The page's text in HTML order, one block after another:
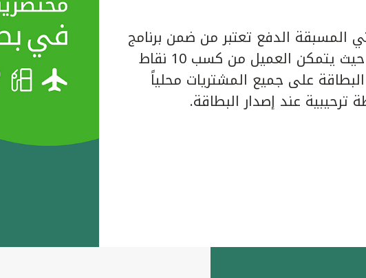
المسبقة الدفع تعتبر من ضمن برنامج
المكافآت الخاص ببيت التمويل الكويتي حيث يتمكن العميل من كسب 10 نقاط
استخدامه البطاقة على جميع المشتريات محلياً